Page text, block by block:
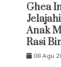
Ghea
Anak
Rasi
08 Agu